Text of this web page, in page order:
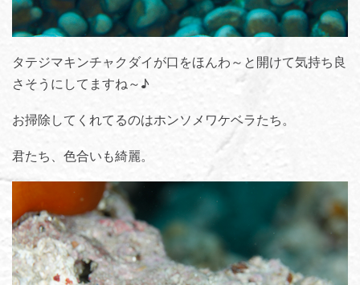
タテジマキンチャクダイが口をほんわ～と開けて気持ち良
さそうにしてますね～♪
お掃除してくれてるのはホンソメワケベラたち。
君たち、色合いも綺麗。